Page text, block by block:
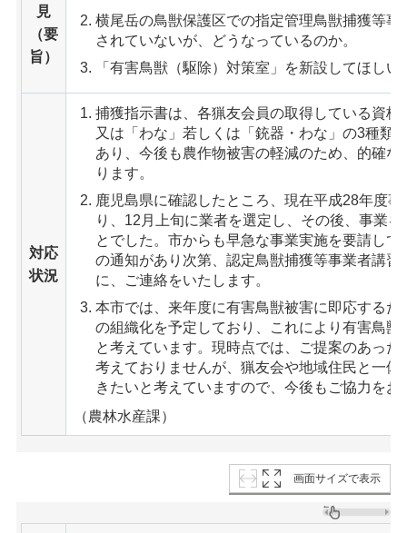
見
（要
旨）
横尾岳の鳥獣保護区での指定管理鳥獣捕獲等
されていないが、どうなっているのか。
「有害鳥獣（駆除）対策室」を新設してほしい
対応
状況
捕獲指示書は、各猟友会員の取得している資
又は「わな」若しくは「銃器・わな」の3種類
あり、今後も農作物被害の軽減のため、的確
ります。
鹿児島県に確認したところ、現在平成28年度
り、12月上旬に業者を選定し、その後、事業
とでした。市からも早急な事業実施を要請し
の通知があり次第、認定鳥獣捕獲等事業者講
に、ご連絡をいたします。
本市では、来年度に有害鳥獣被害に即応する
の組織化を予定しており、これにより有害鳥
と考えています。現時点では、ご提案のあっ
考えておりませんが、猟友会や地域住民と一
きたいと考えていますので、今後もご協力をお
（農林水産課）
画面サイズで表示